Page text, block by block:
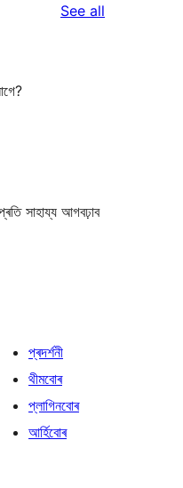
See all
সাহায্য আগবঢ়াব
প্ৰদৰ্শনী
থীমবোৰ
প্লাগিনবোৰ
আৰ্হিবোৰ